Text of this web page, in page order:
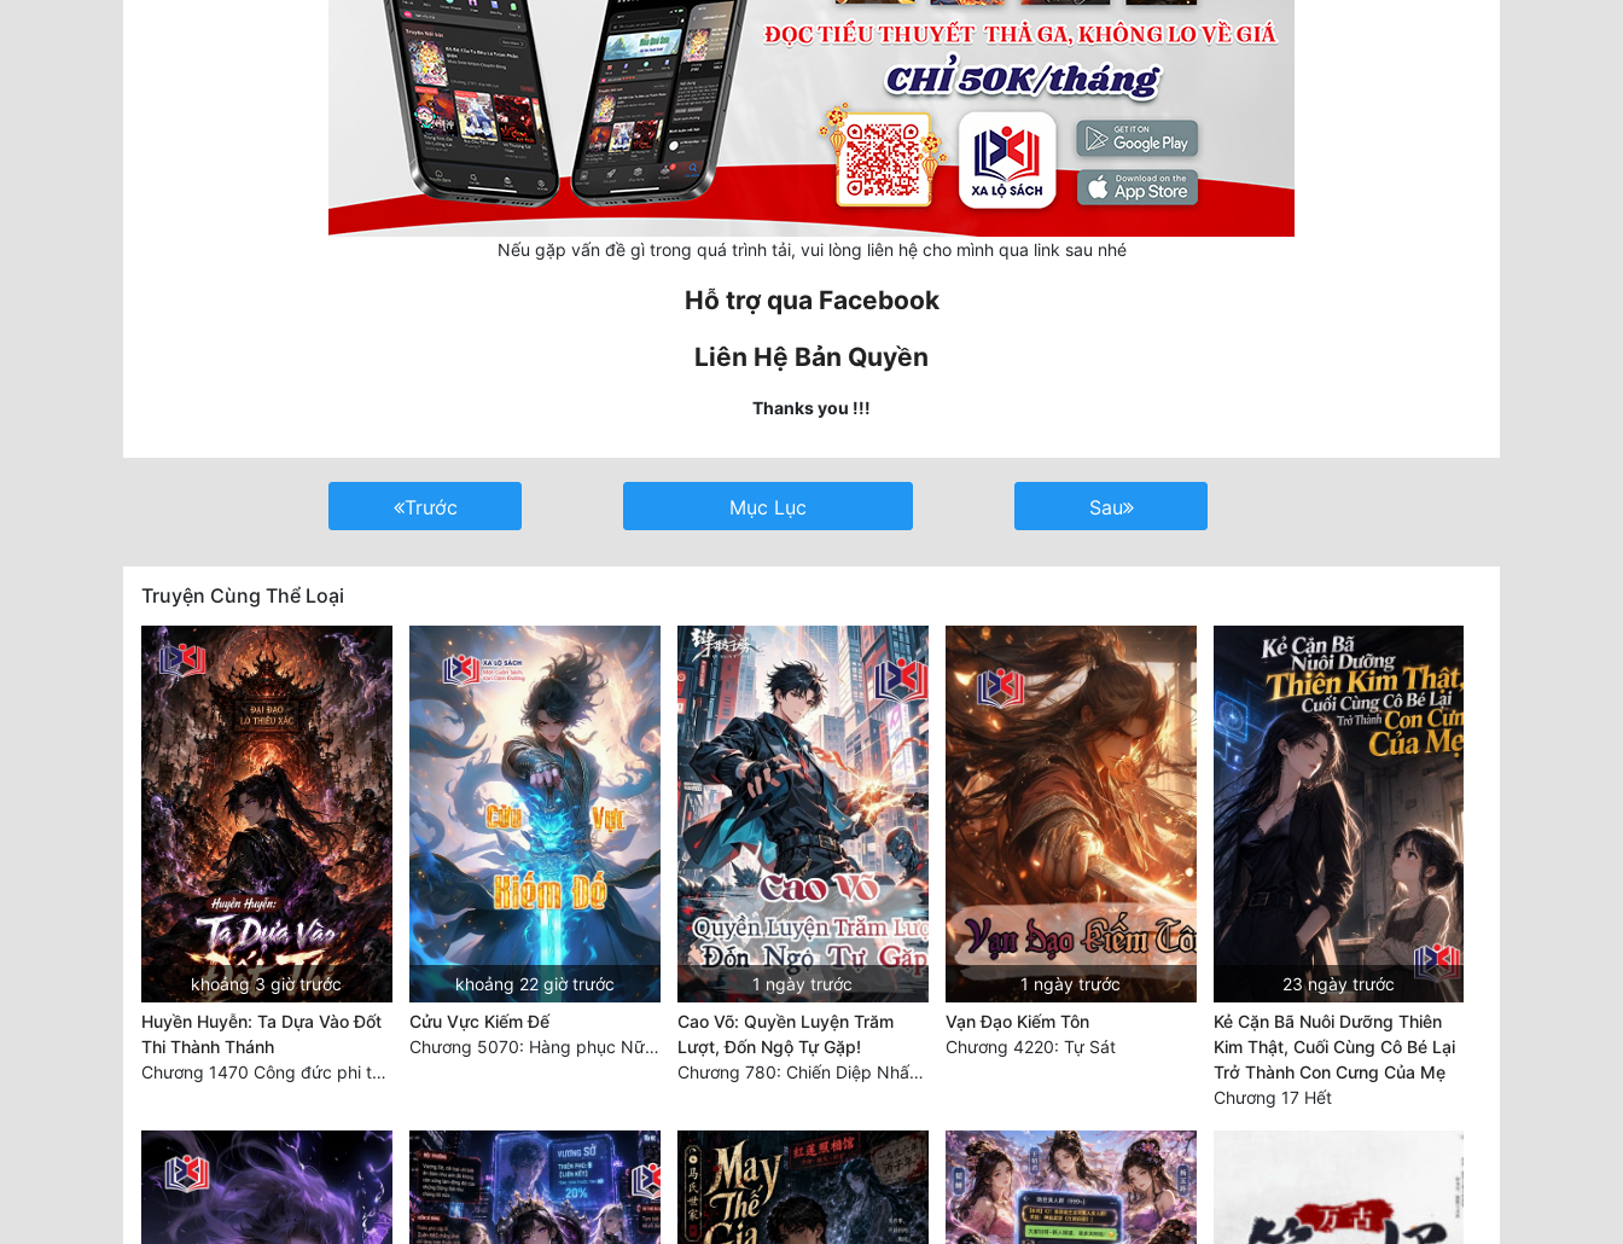
Nếu gặp vấn đề gì trong quá trình tải, vui lòng liên hệ cho mình qua link sau nhé
Hỗ trợ qua Facebook
Liên Hệ Bản Quyền
Thanks you !!!
Trước Mục Lục Sau
Truyện Cùng Thể Loại
khoảng 3 giờ trước
Huyền Huyễn: Ta Dựa Vào Đốt
Thi Thành Thánh
Chương 1470 Công đức phi thăng
khoảng 22 giờ trước
Cửu Vực Kiếm Đế
Chương 5070: Hàng phục Nữ đế
1 ngày trước
Cao Võ: Quyền Luyện Trăm
Lượt, Đốn Ngộ Tự Gặp!
Chương 780: Chiến Diệp Nhất Tâm (3)
1 ngày trước
Vạn Đạo Kiếm Tôn
Chương 4220: Tự Sát
23 ngày trước
Kẻ Cặn Bã Nuôi Dưỡng Thiên
Kim Thật, Cuối Cùng Cô Bé Lại
Trở Thành Con Cưng Của Mẹ
Chương 17 Hết